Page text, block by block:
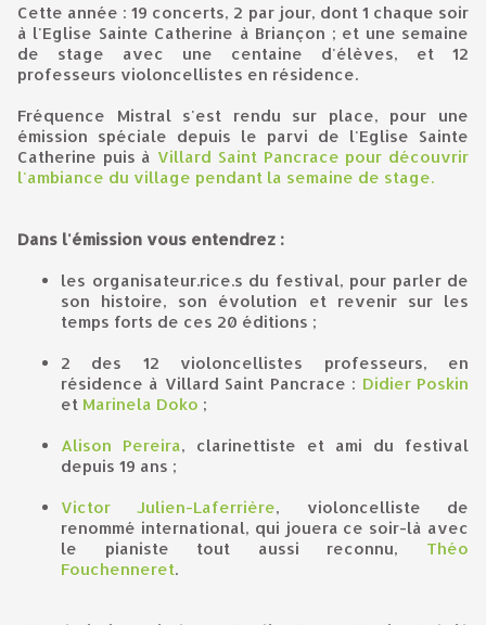
Cette année : 19 concerts, 2 par jour, dont 1 chaque soir
à l'Eglise Sainte Catherine à Briançon ; et une semaine
de stage avec une centaine d'élèves, et 12
professeurs violoncellistes en résidence.
Fréquence Mistral s'est rendu sur place, pour une
émission spéciale depuis le parvi de l'Eglise Sainte
Catherine puis à Villard Saint Pancrace pour découvrir
l'ambiance du village pendant la semaine de stage.
Dans l'émission vous entendrez :
les organisateur.rice.s du festival, pour parler de
son histoire, son évolution et revenir sur les
temps forts de ces 20 éditions ;
2 des 12 violoncellistes professeurs, en
résidence à Villard Saint Pancrace : Didier Poskin
et Marinela Doko ;
Alison Pereira, clarinettiste et ami du festival
depuis 19 ans ;
Victor Julien-Laferrière, violoncelliste de
renommé international, qui jouera ce soir-là avec
le pianiste tout aussi reconnu, Théo
Fouchenneret.